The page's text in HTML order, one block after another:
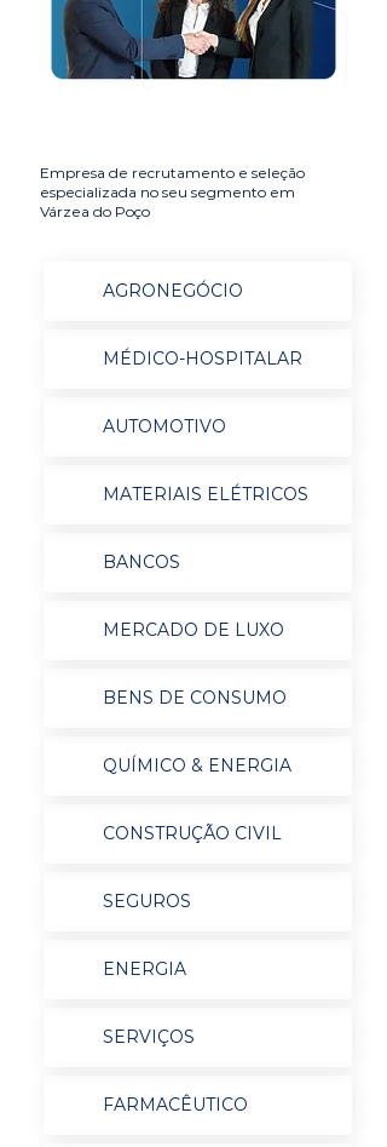
Empresa de recrutamento e seleção
especializada no seu segmento em
Várzea do Poço
AGRONEGÓCIO
MÉDICO-HOSPITALAR
AUTOMOTIVO
MATERIAIS ELÉTRICOS
BANCOS
MERCADO DE LUXO
BENS DE CONSUMO
QUÍMICO & ENERGIA
CONSTRUÇÃO CIVIL
SEGUROS
ENERGIA
SERVIÇOS
FARMACÊUTICO